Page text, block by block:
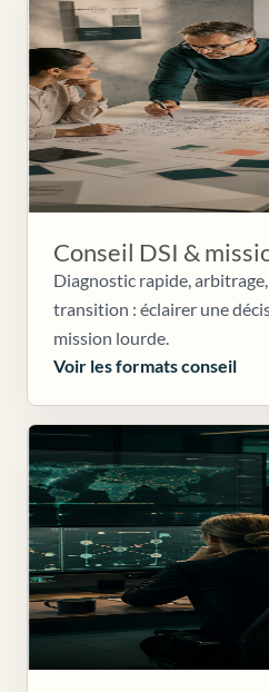
Conseil DSI &
Diagnostic rapide,
transition : éclairer une
mission lourde.
Voir les formats conseil